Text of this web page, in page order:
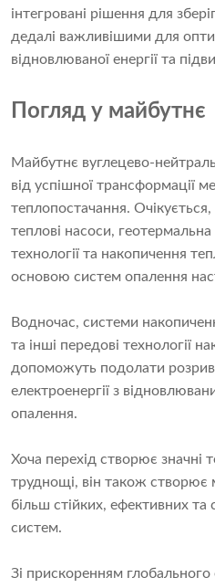
інтегровані рішення для
дедалі важливішими для
відновлюваної енергії та
Погляд у майбутнє
Майбутнє вуглецево-
від успішної трансформації
теплопостачання.
теплові насоси, геотермальна
технології та накопичення
основою систем опалення
Водночас, системи
та інші передові технології
допоможуть подолати
електроенергії з
опалення.
Хоча перехід створює значні
труднощі, він також створює
більш стійких, ефективних та
систем.
Зі прискоренням